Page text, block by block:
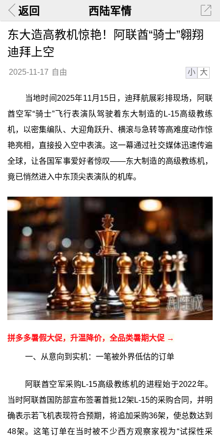
返回 西陆军情
东大造高教机惊艳！阿联酋“骑士”翱翔
迪拜上空
2025-11-17 自由 小 大
当地时间2025年11月15日，迪拜航展彩排现场，阿联
酋空军“骑士”飞行表演队驾驶着东大制造的L‑15高级教练
机，以密集编队、大迎角跃升、横滚与急转等高难度动作惊
艳亮相，直接投入空中表演。这一幕通过社交媒体迅速传遍
全球，让各国军事爱好者惊叹——东大制造的高级教练机，
竟已悄然进入中东顶尖表演队的机库。
拼多多暑假大促，升温降价，全品类暑期大促 →
一、从意向到实机：一笔被外界低估的订单
阿联酋空军采购L‑15高级教练机的进程始于2022年。
当时阿联酋国防部宣布签署首批12架L‑15的采购合同，并明
确表示若飞机表现符合预期，将追加采购36架，使总数达到
48架。这笔订单在当时被不少西方观察家视为“试探性采